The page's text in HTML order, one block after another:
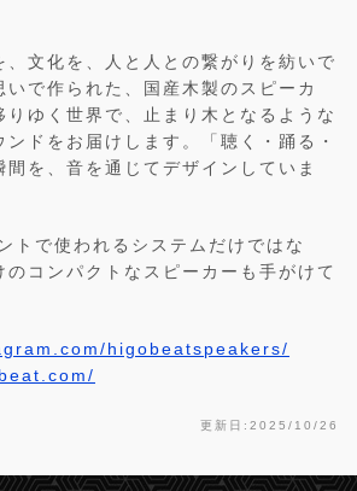
、文化を、人と人との繋がりを紡いで
いで作られた、国産木製のスピーカ
りゆく世界で、止まり木となるような
ドをお届けします。「聴く・踊る・
を、音を通じてデザインしていま
で使われるシステムだけではな
のコンパクトなスピーカーも手がけて
higobeatspeakers/
更新日:2025/10/26